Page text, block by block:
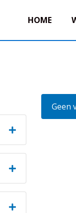
HOME
Geen